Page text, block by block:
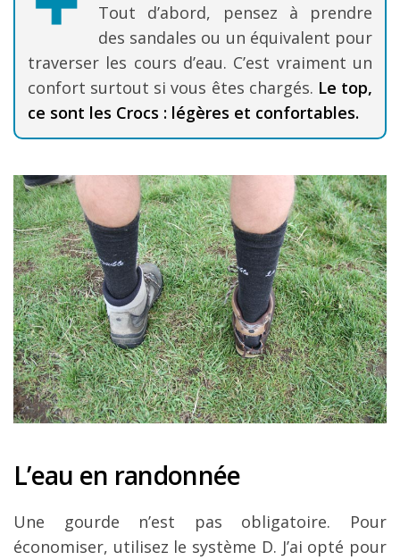
Tout d’abord, pensez à prendre
des sandales ou un équivalent pour
traverser les cours d’eau. C’est vraiment un
confort surtout si vous êtes chargés. Le top,
ce sont les Crocs : légères et confortables.
L’eau en randonnée
Une gourde n’est pas obligatoire. Pour
économiser, utilisez le système D. J’ai opté pour